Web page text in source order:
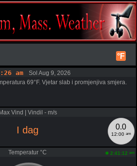
°F
am
Sol Aug 9, 2026
69°F. Vjetar slab i promjenjiva smjera.
Max Vind | Vindil - m/s
0.0
12:00 am
I dag
Temperatur °C 2:41:12 am